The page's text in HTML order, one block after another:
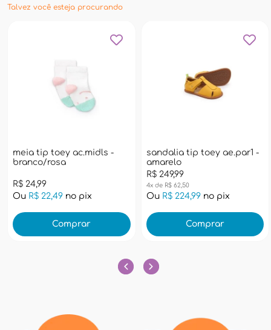
Talvez você esteja procurando
meia tip toey ac.midls -
branco/rosa
R$ 24,99
Ou R$ 22,49 no pix
Comprar
sandalia tip toey ae.par1 -
amarelo
R$ 249,99
4x de R$ 62,50
Ou R$ 224,99no pix
Comprar